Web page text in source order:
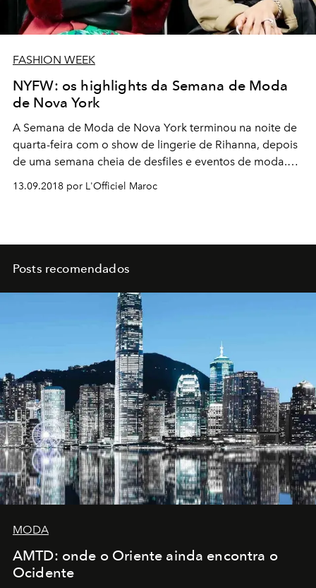
FASHION WEEK
NYFW: os highlights da Semana de Moda
de Nova York
A Semana de Moda de Nova York terminou na noite de
quarta-feira com o show de lingerie de Rihanna, depois
de uma semana cheia de desfiles e eventos de moda.
Aqui está tudo o que você precisa saber.
13.09.2018 por L'Officiel Maroc
Posts recomendados
MODA
AMTD: onde o Oriente ainda encontra o
Ocidente